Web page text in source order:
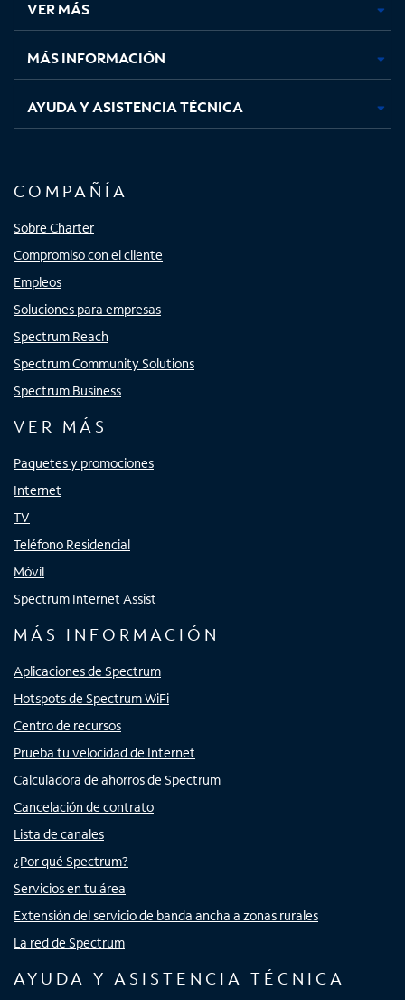
pestaña
nueva
pestaña
nueva
pestaña
nuevanueva
VER MÁS
MÁS INFORMACIÓN
AYUDA Y ASISTENCIA TÉCNICA
COMPAÑÍA
Sobre Charter
Compromiso con el cliente
Empleos
Soluciones para empresas
Spectrum Reach
Spectrum Community Solutions
Spectrum Business
VER MÁS
Paquetes y promociones
Internet
TV
Teléfono Residencial
Móvil
Spectrum Internet Assist
MÁS INFORMACIÓN
Aplicaciones de Spectrum
Hotspots de Spectrum WiFi
Centro de recursos
Prueba tu velocidad de Internet
Calculadora de ahorros de Spectrum
Cancelación de contrato
Lista de canales
¿Por qué Spectrum?
Servicios en tu área
Extensión del servicio de banda ancha a zonas rurales
La red de Spectrum
AYUDA Y ASISTENCIA TÉCNICA